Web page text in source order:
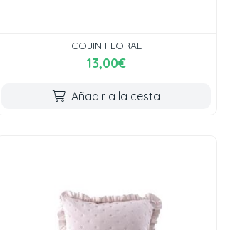
COJIN FLORAL
13,00€
Añadir a la cesta